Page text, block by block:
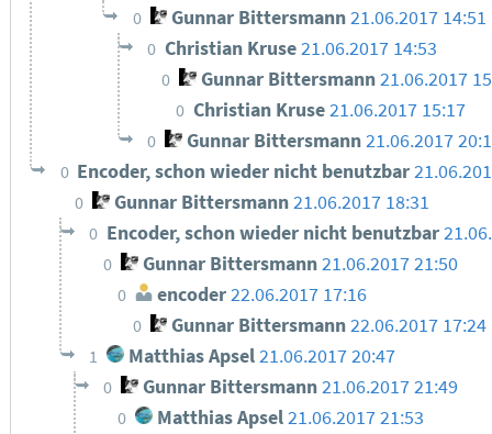
0 Gunnar Bittersmann21.06.2017 14:51
0 Christian Kruse21.06.2017 14:53
0 Gunnar Bittersmann21.06.2017
0 Christian Kruse21.06.2017 15:17
0 Gunnar Bittersmann 21.06.2017
0 Encoder, schon wieder nicht benutzbar
0 Gunnar Bittersmann 21.06.2017 18:31
0 Encoder, schon wieder nicht benutzbar
0 Gunnar Bittersmann21.06.2017 21:50
0 encoder22.06.2017 17:16
0 Gunnar Bittersmann22.06.2017 17:24
1 Matthias Apsel21.06.2017 20:47
0 Gunnar Bittersmann21.06.2017 21:49
0 Matthias Apsel21.06.2017 21:53